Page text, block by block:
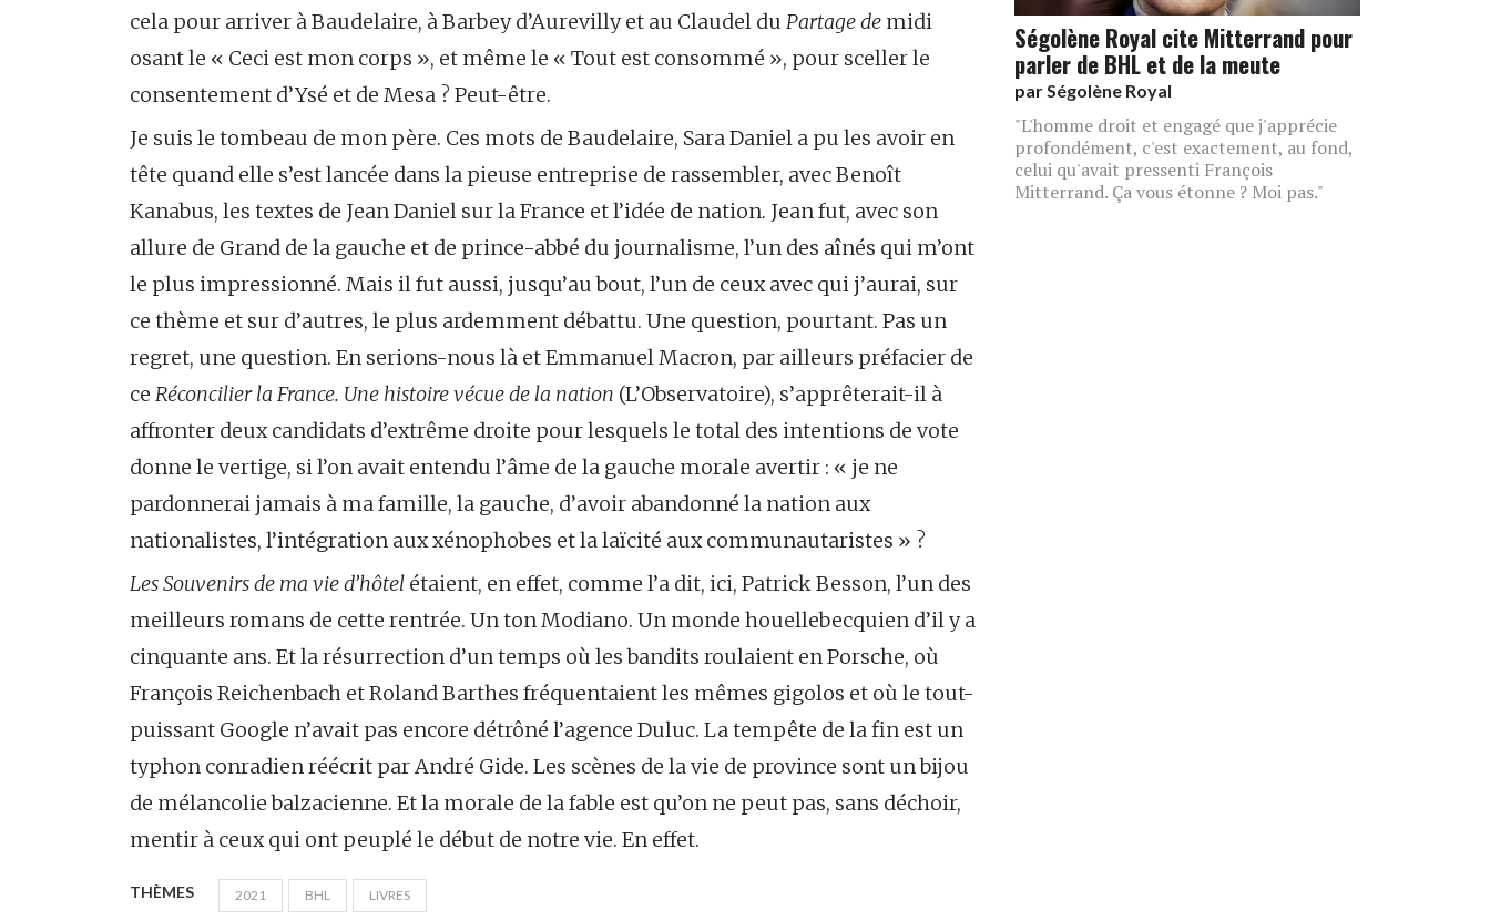
cela pour arriver à Baudelaire, à Barbey d’Aurevilly et au Claudel du Partage de midi
osant le « Ceci est mon corps », et même le « Tout est consommé », pour sceller le
consentement d’Ysé et de Mesa ? Peut-être.
Je suis le tombeau de mon père. Ces mots de Baudelaire, Sara Daniel a pu les avoir en
tête quand elle s’est lancée dans la pieuse entreprise de rassembler, avec Benoît
Kanabus, les textes de Jean Daniel sur la France et l’idée de nation. Jean fut, avec son
allure de Grand de la gauche et de prince-abbé du journalisme, l’un des aînés qui m’ont
le plus impressionné. Mais il fut aussi, jusqu’au bout, l’un de ceux avec qui j’aurai, sur
ce thème et sur d’autres, le plus ardemment débattu. Une question, pourtant. Pas un
regret, une question. En serions-nous là et Emmanuel Macron, par ailleurs préfacier de
ce Réconcilier la France. Une histoire vécue de la nation (L’Observatoire), s’apprêterait-il à
affronter deux candidats d’extrême droite pour lesquels le total des intentions de vote
donne le vertige, si l’on avait entendu l’âme de la gauche morale avertir : « je ne
pardonnerai jamais à ma famille, la gauche, d’avoir abandonné la nation aux
nationalistes, l’intégration aux xénophobes et la laïcité aux communautaristes » ?
Les Souvenirs de ma vie d’hôtel étaient, en effet, comme l’a dit, ici, Patrick Besson, l’un des
meilleurs romans de cette rentrée. Un ton Modiano. Un monde houellebecquien d’il y a
cinquante ans. Et la résurrection d’un temps où les bandits roulaient en Porsche, où
François Reichenbach et Roland Barthes fréquentaient les mêmes gigolos et où le tout-
puissant Google n’avait pas encore détrôné l’agence Duluc. La tempête de la fin est un
typhon conradien réécrit par André Gide. Les scènes de la vie de province sont un bijou
de mélancolie balzacienne. Et la morale de la fable est qu’on ne peut pas, sans déchoir,
mentir à ceux qui ont peuplé le début de notre vie. En effet.
THÈMES 2021 BHL LIVRES
Ségolène Royal cite Mitterrand pour
parler de BHL et de la meute
par Ségolène Royal
"L'homme droit et engagé que j'apprécie
profondément, c'est exactement, au fond,
celui qu'avait pressenti François
Mitterrand. Ça vous étonne ? Moi pas."